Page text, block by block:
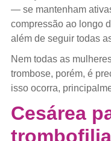
— se mantenham
compressão ao longo
além de seguir todas
Nem todas as
trombose, porém, é
isso ocorra,
Cesárea
trombofilia